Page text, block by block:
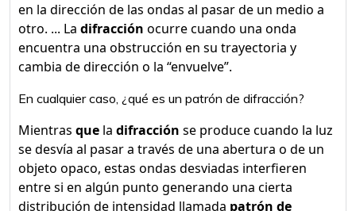
en la dirección de las ondas al pasar de un medio a
otro. ... La difracción ocurre cuando una onda
encuentra una obstrucción en su trayectoria y
cambia de dirección o la “envuelve”.
En cualquier caso, ¿qué es un patrón de difracción?
Mientras que la difracción se produce cuando la luz
se desvía al pasar a través de una abertura o de un
objeto opaco, estas ondas desviadas interfieren
entre si en algún punto generando una cierta
distribución de intensidad llamada patrón de